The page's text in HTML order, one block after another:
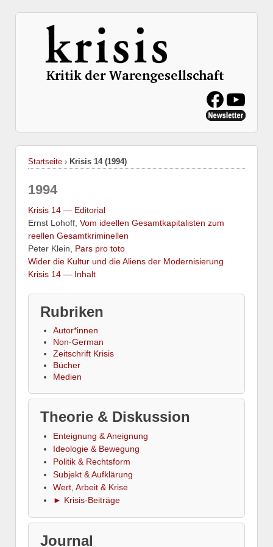
Startseite › Krisis 14 (1994)
1994
Krisis 14 — Editorial
Ernst Lohoff, Vom ideellen Gesamtkapitalisten zum
reellen Gesamtkriminellen
Peter Klein, Pars pro toto
Wider die Kultur und die Aliens der Modernisierung
Krisis 14 — Inhalt
Rubriken
Autor*innen
Non-German
Zeitschrift Krisis
Bücher
Medien
Theorie & Diskussion
Enteignung & Aneignung
Ideologie & Bewegung
Politik & Rechtsform
Subjekt & Aufklärung
Wert, Arbeit & Krise
► Krisis-Beiträge
Journal